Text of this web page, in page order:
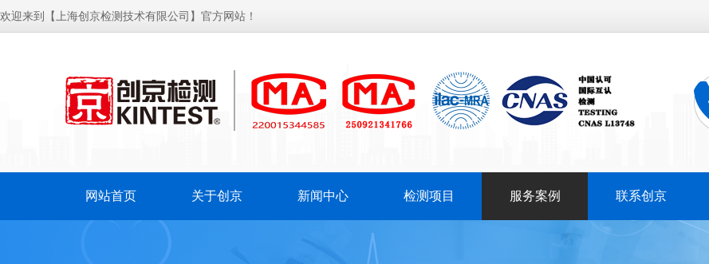
欢迎来到【上海创京检测技术有限公司】官方网站！
网站首页 关于创京 新闻中心 检测项目 服务案例 联系创京